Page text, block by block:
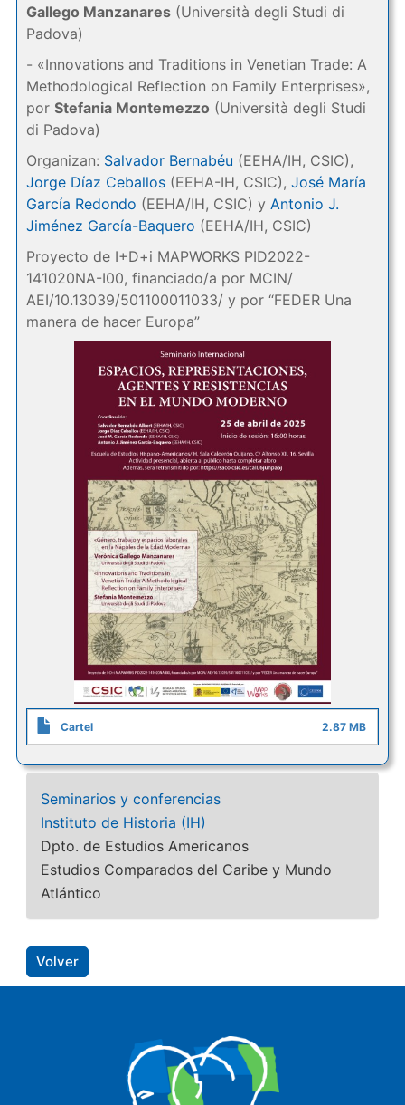
Gallego Manzanares(Università degli Studi di
Padova)
- «Innovations and Traditions in Venetian Trade: A
Methodological Reflection on Family Enterprises»,
por Stefania Montemezzo (Università degli Studi
di Padova)
Organizan: Salvador Bernabéu (EEHA/IH, CSIC),
Jorge Díaz Ceballos(EEHA-IH, CSIC), José María
García Redondo (EEHA/IH, CSIC) y Antonio J.
Jiménez García-Baquero (EEHA/IH, CSIC)
Proyecto de I+D+i MAPWORKS PID2022-
141020NA-I00, financiado/a por MCIN/
AEI/10.13039/501100011033/ y por “FEDER Una
manera de hacer Europa”
Cartel 2.87 MB
Seminarios y conferencias
Instituto de Historia (IH)
Dpto. de Estudios Americanos
Estudios Comparados del Caribe y Mundo
Atlántico
Volver